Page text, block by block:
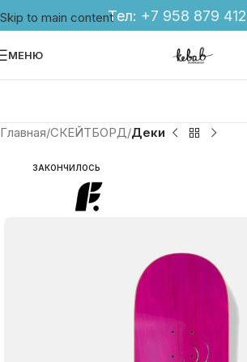
Skip to main contentТел: +7 958 879
МЕНЮ
Главная СКЕЙТБОРД Деки
ЗАКОНЧИЛОСЬ